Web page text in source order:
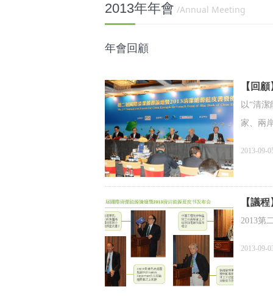
【回
以“清
家、兩
2013-09-
【議
2013第
2013-09-
2013年年會 /Annual Meeting
年會回顧